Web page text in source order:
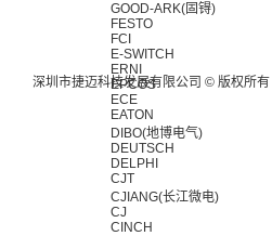
GOOD-ARK(固锝)
FESTO
FCI
E-SWITCH
ERNI
EPCOS
ECE
EATON
DIBO(地博电气)
DEUTSCH
DELPHI
CJT
CJIANG(长江微电)
CJ
CINCH
深圳市捷迈科技发展有限公司 © 版权所有